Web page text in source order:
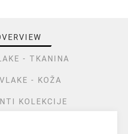
- TKANINA
- KOŽA
KOLEKCIJE